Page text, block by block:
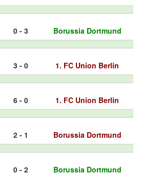
0 - 3 Borussia Dortmund
3 - 0 1. FC Union Berlin
6 - 0 1. FC Union Berlin
2 - 1 Borussia Dortmund
0 - 2 Borussia Dortmund